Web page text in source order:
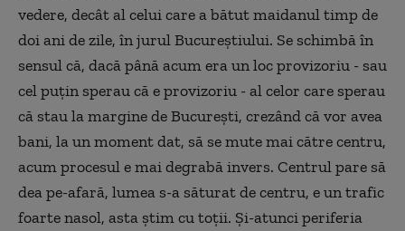
vedere, decât al celui care a bătut maidanul timp de
doi ani de zile, în jurul Bucureștiului. Se schimbă în
sensul că, dacă până acum era un loc provizoriu - sau
cel puțin sperau că e provizoriu - al celor care sperau
că stau la margine de București, crezând că vor avea
bani, la un moment dat, să se mute mai către centru,
acum procesul e mai degrabă invers. Centrul pare să
dea pe-afară, lumea s-a săturat de centru, e un trafic
foarte nasol, asta știm cu toții. Și-atunci periferia